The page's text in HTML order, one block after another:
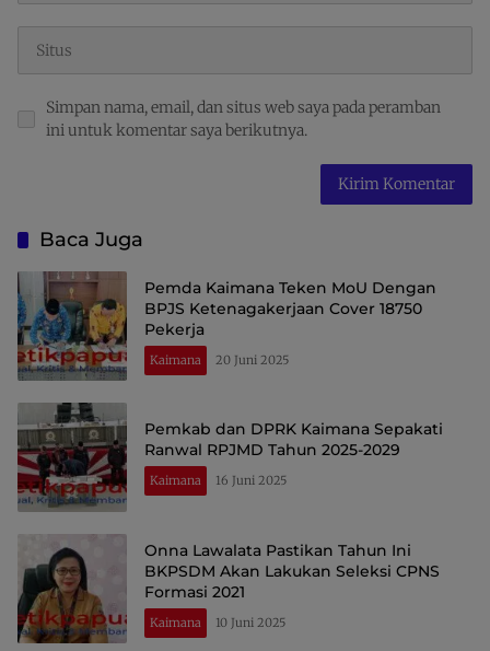
Simpan nama, email, dan situs web saya pada peramban
ini untuk komentar saya berikutnya.
Baca Juga
Pemda Kaimana Teken MoU Dengan
BPJS Ketenagakerjaan Cover 18750
Pekerja
Kaimana 20 Juni 2025
Pemkab dan DPRK Kaimana Sepakati
Ranwal RPJMD Tahun 2025-2029
Kaimana 16 Juni 2025
Onna Lawalata Pastikan Tahun Ini
BKPSDM Akan Lakukan Seleksi CPNS
Formasi 2021
Kaimana 10 Juni 2025